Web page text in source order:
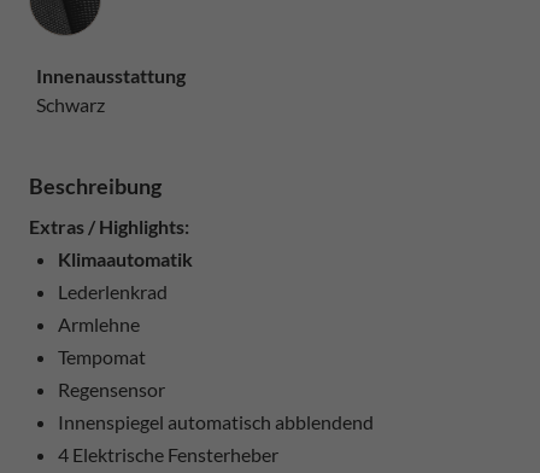
Innenausstattung
Schwarz
Beschreibung
Extras / Highlights:
Klimaautomatik
Lederlenkrad
Armlehne
Tempomat
Regensensor
Innenspiegel automatisch abblendend
4 Elektrische Fensterheber